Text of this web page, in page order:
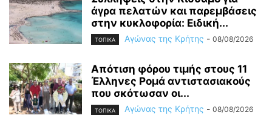
άγρα πελατών και παρεμβάσεις
στην κυκλοφορία: Ειδική...
ΤΟΠΙΚΑ Αγώνας της Κρήτης - 08/08/2026
Απότιση φόρου τιμής στους 11
Έλληνες Ρομά αντιστασιακούς
που σκότωσαν οι...
ΤΟΠΙΚΑ Αγώνας της Κρήτης - 08/08/2026